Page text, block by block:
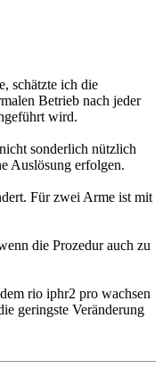
schätzte ich die
Betrieb nach jeder
wird.
sonderlich nützlich
Auslösung erfolgen.
Für zwei Arme ist mit
die Prozedur auch zu
rio iphr2 pro wachsen
geringste Veränderung